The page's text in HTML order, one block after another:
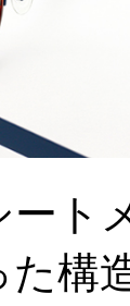
ート
構